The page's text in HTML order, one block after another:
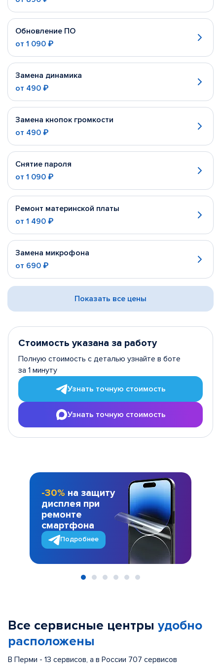
Обновление ПО
от 1 090 ₽
Замена динамика
от 490 ₽
Замена кнопок громкости
от 490 ₽
Снятие пароля
от 1 090 ₽
Ремонт материнской платы
от 1 490 ₽
Замена микрофона
от 690 ₽
Показать все цены
Стоимость указана за работу
Полную стоимость с деталью узнайте в боте
за 1 минуту
Узнать точную стоимость
Узнать точную стоимость
-30% на защиту
дисплея при
ремонте
смартфона
Подробнее
Все сервисные центры удобно
расположены
В Перми - 13 сервисов, а в России 707 сервисов